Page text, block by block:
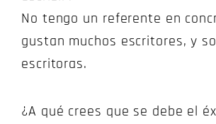
No tengo un referente en
gustan muchos escritores, y
escritoras.
¿A qué crees que se debe el